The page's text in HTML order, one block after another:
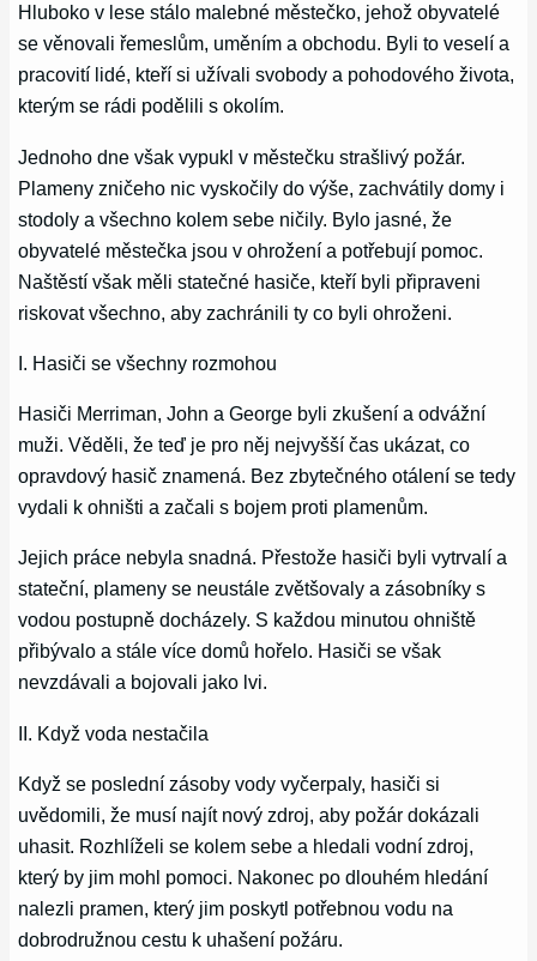
Hluboko v lese stálo malebné městečko, jehož obyvatelé
se věnovali řemeslům, uměním a obchodu. Byli to veselí a
pracovití lidé, kteří si užívali svobody a pohodového života,
kterým se rádi podělili s okolím.
Jednoho dne však vypukl v městečku strašlivý požár.
Plameny zničeho nic vyskočily do výše, zachvátily domy i
stodoly a všechno kolem sebe ničily. Bylo jasné, že
obyvatelé městečka jsou v ohrožení a potřebují pomoc.
Naštěstí však měli statečné hasiče, kteří byli připraveni
riskovat všechno, aby zachránili ty co byli ohroženi.
I. Hasiči se všechny rozmohou
Hasiči Merriman, John a George byli zkušení a odvážní
muži. Věděli, že teď je pro něj nejvyšší čas ukázat, co
opravdový hasič znamená. Bez zbytečného otálení se tedy
vydali k ohništi a začali s bojem proti plamenům.
Jejich práce nebyla snadná. Přestože hasiči byli vytrvalí a
stateční, plameny se neustále zvětšovaly a zásobníky s
vodou postupně docházely. S každou minutou ohniště
přibývalo a stále více domů hořelo. Hasiči se však
nevzdávali a bojovali jako lvi.
II. Když voda nestačila
Když se poslední zásoby vody vyčerpaly, hasiči si
uvědomili, že musí najít nový zdroj, aby požár dokázali
uhasit. Rozhlíželi se kolem sebe a hledali vodní zdroj,
který by jim mohl pomoci. Nakonec po dlouhém hledání
nalezli pramen, který jim poskytl potřebnou vodu na
dobrodružnou cestu k uhašení požáru.